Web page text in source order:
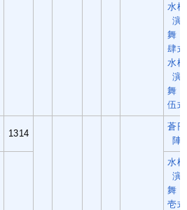
水槍
演
舞・
肆式
水槍
演
舞・
伍式
1314
蒼円
陣
水槍
演
舞・
壱式